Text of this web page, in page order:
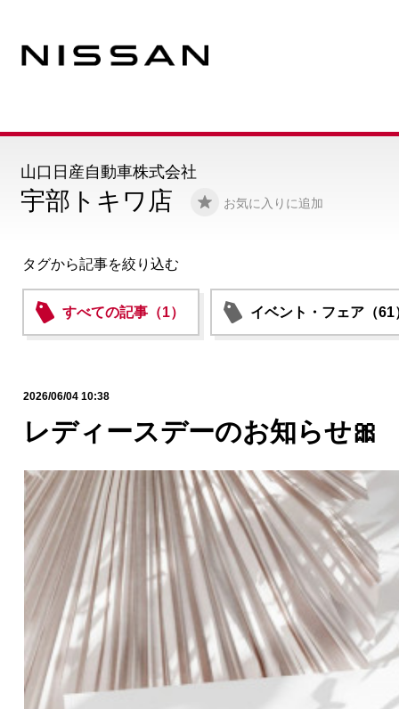
宇部トキワ店 お気に入りに追加
山口日産自動車株式会社
タグから記事を絞り込む
すべての記事（1） イベント・フェア（61
2026/06/04 10:38
レディースデーのお知らせ🎀